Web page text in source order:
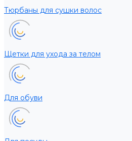
Тюрбаны для сушки волос
Щетки для ухода за телом
Для обуви